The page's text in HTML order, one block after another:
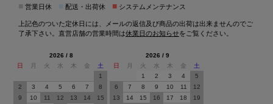
営業日休 配送・出荷休 ■ システムメンテナンス
上記色のついた定休日には、メールの返信及び商品の出荷は出来ませんのでご
了承下さい。直営店舗の営業時間は休業日のお知らせをご覧ください。
2026 / 8
日
月 火 水 木 金
土
1
2
3 4 5 6 7
8
9
10 11 12 13 14
15
2026 / 9
日
月 火 水 木 金
土
1
2 3 4
5
6
7 8 9 10 11
12
13
14 15 16 17 18
19